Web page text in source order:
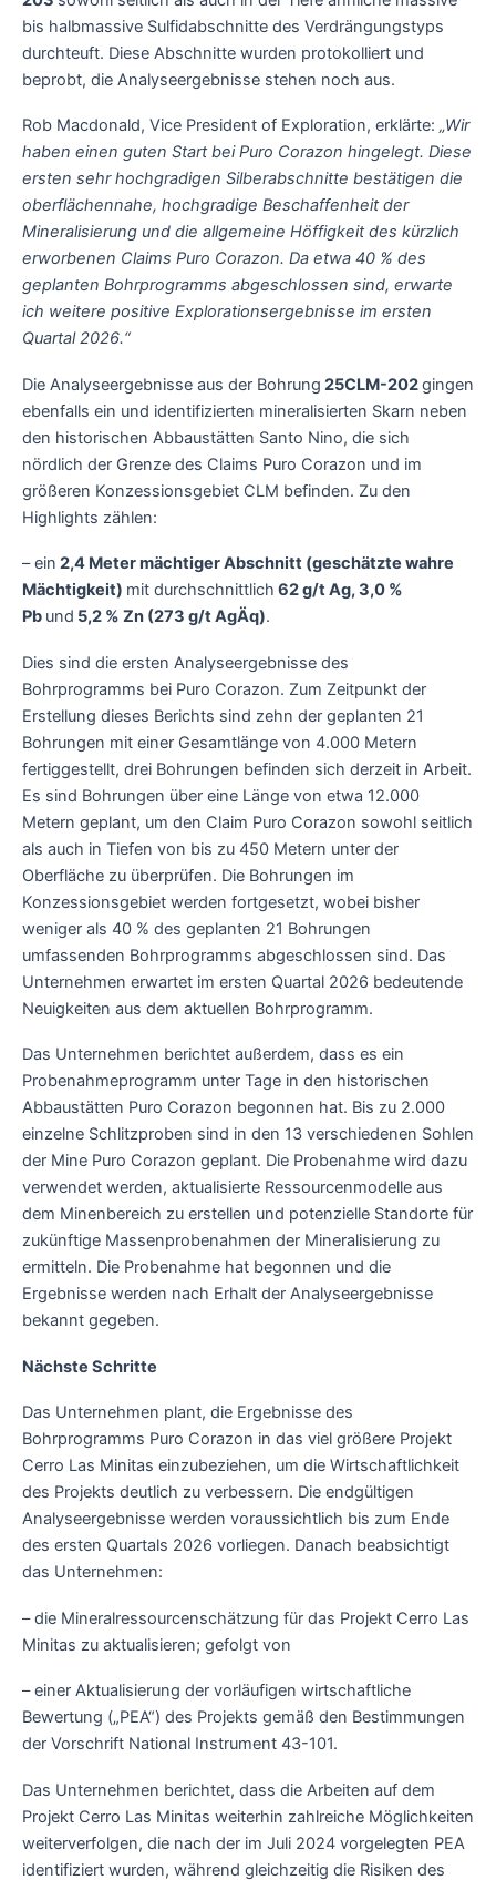
bis halbmassive Sulfidabschnitte des Verdrängungstyps
durchteuft. Diese Abschnitte wurden protokolliert und
beprobt, die Analyseergebnisse stehen noch aus.
Rob Macdonald, Vice President of Exploration, erklärte: „Wir
haben einen guten Start bei Puro Corazon hingelegt. Diese
ersten sehr hochgradigen Silberabschnitte bestätigen die
oberflächennahe, hochgradige Beschaffenheit der
Mineralisierung und die allgemeine Höffigkeit des kürzlich
erworbenen Claims Puro Corazon. Da etwa 40 % des
geplanten Bohrprogramms abgeschlossen sind, erwarte
ich weitere positive Explorationsergebnisse im ersten
Quartal 2026.“
Die Analyseergebnisse aus der Bohrung 25CLM-202gingen
ebenfalls ein und identifizierten mineralisierten Skarn neben
den historischen Abbaustätten Santo Nino, die sich
nördlich der Grenze des Claims Puro Corazon und im
größeren Konzessionsgebiet CLM befinden. Zu den
Highlights zählen:
– ein 2,4 Meter mächtiger Abschnitt (geschätzte wahre
Mächtigkeit) mit durchschnittlich 62 g/t Ag, 3,0 %
Pb und 5,2 % Zn (273 g/t AgÄq).
Dies sind die ersten Analyseergebnisse des
Bohrprogramms bei Puro Corazon. Zum Zeitpunkt der
Erstellung dieses Berichts sind zehn der geplanten 21
Bohrungen mit einer Gesamtlänge von 4.000 Metern
fertiggestellt, drei Bohrungen befinden sich derzeit in Arbeit.
Es sind Bohrungen über eine Länge von etwa 12.000
Metern geplant, um den Claim Puro Corazon sowohl seitlich
als auch in Tiefen von bis zu 450 Metern unter der
Oberfläche zu überprüfen. Die Bohrungen im
Konzessionsgebiet werden fortgesetzt, wobei bisher
weniger als 40 % des geplanten 21 Bohrungen
umfassenden Bohrprogramms abgeschlossen sind. Das
Unternehmen erwartet im ersten Quartal 2026 bedeutende
Neuigkeiten aus dem aktuellen Bohrprogramm.
Das Unternehmen berichtet außerdem, dass es ein
Probenahmeprogramm unter Tage in den historischen
Abbaustätten Puro Corazon begonnen hat. Bis zu 2.000
einzelne Schlitzproben sind in den 13 verschiedenen Sohlen
der Mine Puro Corazon geplant. Die Probenahme wird dazu
verwendet werden, aktualisierte Ressourcenmodelle aus
dem Minenbereich zu erstellen und potenzielle Standorte für
zukünftige Massenprobenahmen der Mineralisierung zu
ermitteln. Die Probenahme hat begonnen und die
Ergebnisse werden nach Erhalt der Analyseergebnisse
bekannt gegeben.
Nächste Schritte
Das Unternehmen plant, die Ergebnisse des
Bohrprogramms Puro Corazon in das viel größere Projekt
Cerro Las Minitas einzubeziehen, um die Wirtschaftlichkeit
des Projekts deutlich zu verbessern. Die endgültigen
Analyseergebnisse werden voraussichtlich bis zum Ende
des ersten Quartals 2026 vorliegen. Danach beabsichtigt
das Unternehmen:
– die Mineralressourcenschätzung für das Projekt Cerro Las
Minitas zu aktualisieren; gefolgt von
– einer Aktualisierung der vorläufigen wirtschaftliche
Bewertung („PEA“) des Projekts gemäß den Bestimmungen
der Vorschrift National Instrument 43-101.
Das Unternehmen berichtet, dass die Arbeiten auf dem
Projekt Cerro Las Minitas weiterhin zahlreiche Möglichkeiten
weiterverfolgen, die nach der im Juli 2024 vorgelegten PEA
identifiziert wurden, während gleichzeitig die Risiken des